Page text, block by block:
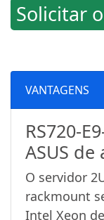
Solicitar
VANTAGENS
RS720-
ASUS
O servidor
rackmount
Intel Xeon